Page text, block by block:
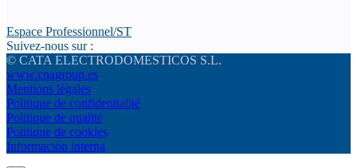
Espace Professionnel/ST
Suivez-nous sur :
© CATA ELECTRODOMESTICOS S.L.
www.cnagroup.es
Mentions légales
Politique de confidentialité
Politique de qualité
Politique de cookies
Información interna